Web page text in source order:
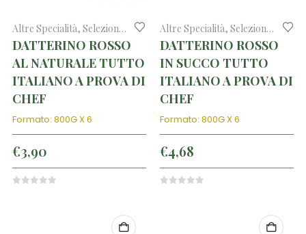
Altre Specialità, Selezione di prodotti tipici
DATTERINO ROSSO
AL NATURALE TUTTO
ITALIANO A PROVA DI
CHEF
Formato: 800G X 6
€3,90
Altre Specialità, Selezione di prodotti tipici
DATTERINO ROSSO
IN SUCCO TUTTO
ITALIANO A PROVA DI
CHEF
Formato: 800G X 6
€4,68